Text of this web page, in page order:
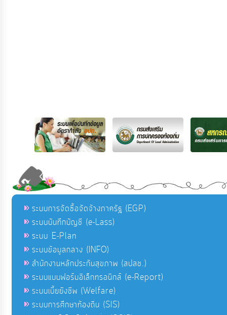
ระบบการจัดซื้อจัดจ้างภาครัฐ (EGP)
ระบบบันทึกบัญชี (e-Lass)
ระบบ E-Plan
ระบบข้อมูลกลาง (INFO)
สำนักงานหลักประกันสุขภาพ (สปสช.)
ระบบแบบฟอร์มอิเล็กทรอนิกส์ (e-Report)
ระบบเบี้ยยังชีพ (Welfare)
ระบบการศึกษาท้องถิ่น (SIS)